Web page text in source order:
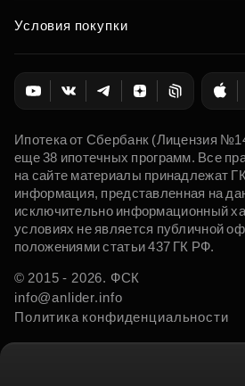
Условия покупки
Ипотека от Сбербанк (Лицензия
еще 38 ипотечных программ. Все
на сайте материалы принадлежат
информация, представленная на
исключительно информационный
условиях не является публичной
положениями статьи 437 ГК РФ.
© 2015 - 2026. ФСК
info@anlider.info
Политика конфиденциальности